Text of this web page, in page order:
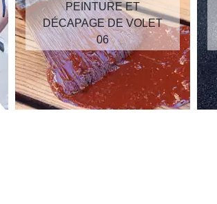
PEINTURE ET
DÉCAPAGE DE VOLET
06